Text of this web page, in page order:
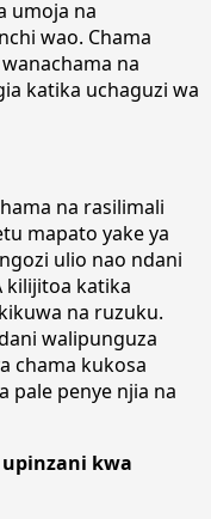
umoja na
wao. Chama
na
katika uchaguzi wa
na rasilimali
mapato yake ya
ulio nao ndani
kilijitoa katika
na ruzuku.
walipunguza
chama kukosa
pale penye njia na
kwa